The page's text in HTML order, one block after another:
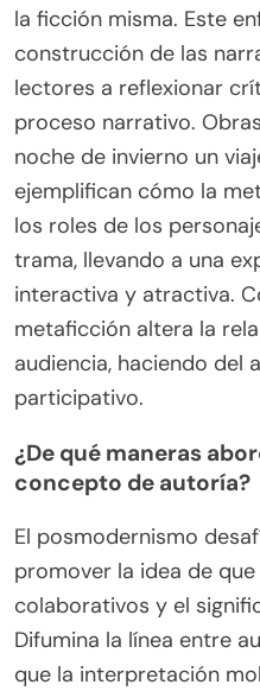
la ficción misma. Este
construcción de las
lectores a reflexionar
proceso narrativo.
noche de invierno un
ejemplifican cómo la
los roles de los
trama, llevando a una
interactiva y atractiva.
metaficción altera la
audiencia, haciendo del
participativo.
¿De qué maneras
concepto de autoría?
El posmodernismo
promover la idea de
colaborativos y el
Difumina la línea entre
que la interpretación